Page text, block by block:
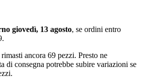
giovedì, 13 agosto, se ordini entro
.
ancora 69 pezzi. Presto ne
di consegna potrebbe subire variazioni se